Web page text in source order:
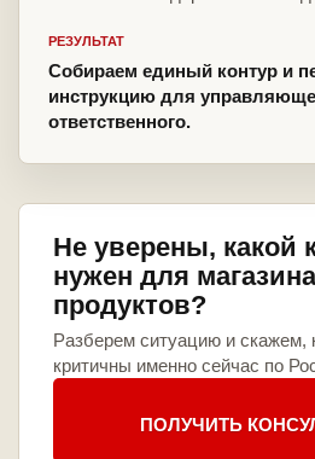
РЕЗУЛЬТАТ
Собираем единый контур и
инструкцию для
ответственного.
Не уверены, какой
нужен для
продуктов?
Разберем ситуацию и скажем,
критичны именно сейчас по
ПОЛУЧИТЬ